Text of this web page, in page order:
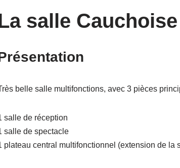
salle Cauchoise
belle salle multifonctions, avec 3 pièces
salle de réception
salle de spectacle
plateau central multifonctionnel (extension de